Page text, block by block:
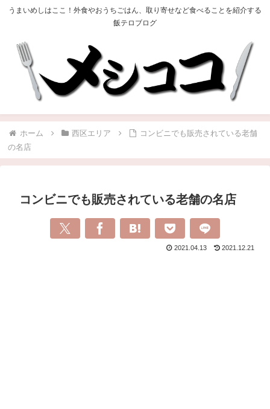
うまいめしはここ！外食やおうちごはん、取り寄せなど食べることを紹介する
飯テロブログ
ホーム 西区エリア
コンビニでも販売されている老舗
の名店
コンビニでも販売されている老舗の名店
2021.04.13 2021.12.21